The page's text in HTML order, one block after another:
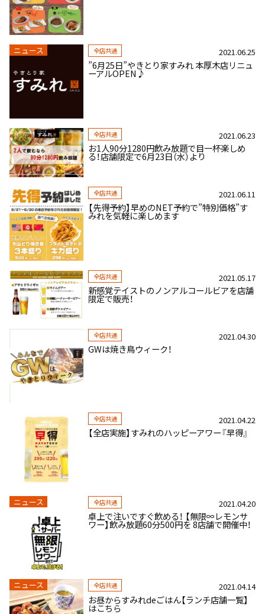
ニュース 全店共通 2021.06.25
”6月25日”やきとり家すみれ 本厚木店リニュ
ーアルOPEN♪
全店共通 2021.06.23
お1人90分1280円飲み放題で目一杯楽しめ
る！店舗限定で6月23日（水）より
全店共通 2021.06.11
【先得予約】早めのNET予約で”特別価格”す
みれを気軽に楽しめます
全店共通 2021.05.17
新感覚テイストのノンアルコールビアを店舗
限定で販売！
全店共通 2021.04.30
GWは焼き鳥ウィーク！
全店共通 2021.04.22
【全店実施】すみれのハッピーアワー『早得』
ニュース 全店共通 2021.04.20
卓上で注いですぐ飲める！ 【無限∞レモンサ
ワー】飲み放題60分500円を 8店舗で開催中！
ニュース 全店共通 2021.04.14
お昼からすみれdeごはん【ランチ店舗一覧】
はこちら